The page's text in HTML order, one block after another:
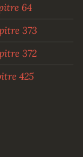
64
373
372
425